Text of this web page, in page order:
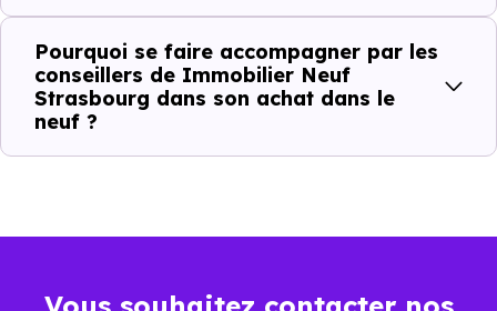
Visiter Vous voyez le bien tel qu’il est
Comparer Vous comparez des biens réels
Possible plus rapidement
Pourquoi se faire accompagner par les
conseillers de Immobilier Neuf
Strasbourg dans son achat dans le
neuf ?